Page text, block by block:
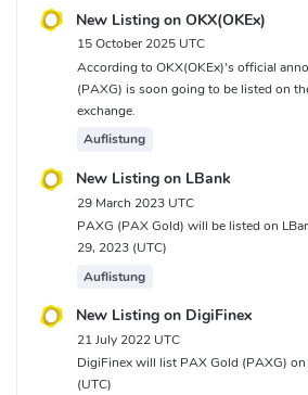
Wie kann ich PAX Gold lagern?
Sie können Ihre PAXG-Token entweder
belassen oder sie an eine externe Wallet
Token unterstützt. Sie können eine
oder Trezor verwenden, um Ihre PAXG-
aufzubewahren. Sie können auch eine
MetaMask oder Trust Wallet verwenden,
verwalten.
PAX Gold (PAXG) Verträge
Ethereum:
Solana:
New Listing on OKX(OKEx)
15 October 2025 UTC
According to OKX(OKEx)'s official
(PAXG) is soon going to be listed on
exchange.
Auflistung
New Listing on LBank
29 March 2023 UTC
PAXG (PAX Gold) will be listed on
29, 2023 (UTC)
Auflistung
New Listing on DigiFinex
21 July 2022 UTC
DigiFinex will list PAX Gold (PAXG)
(UTC)